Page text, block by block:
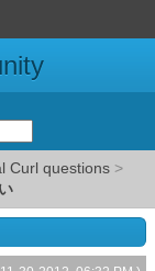
Curl questions >